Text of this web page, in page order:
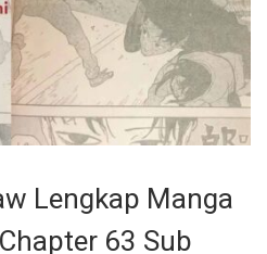
Lengkap Manga
63 Sub